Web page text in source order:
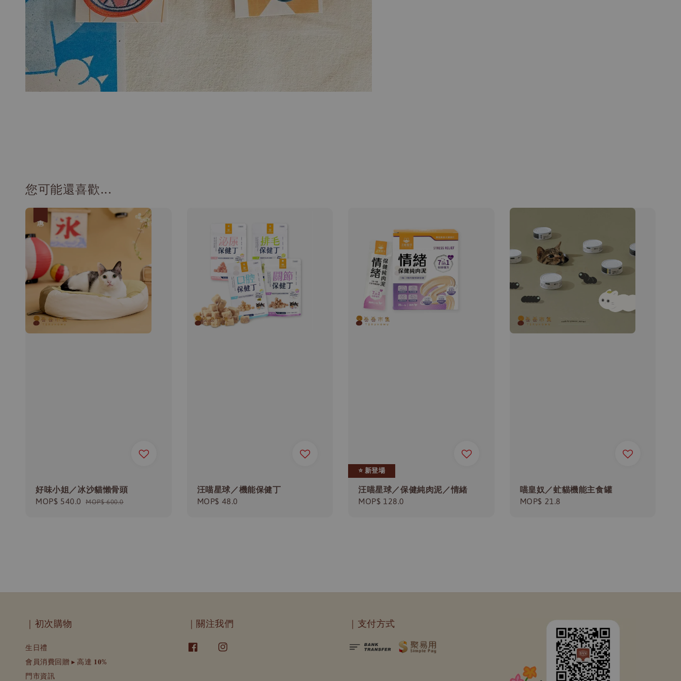
您可能還喜歡...
好味小姐／冰沙貓懶骨頭
Sale
MOP$ 540.0 Regular
MOP$ 600.0
汪喵星球／機能保健丁
Regular
MOP$ 48.0
⭐️ 新登場
汪喵星球／保健純肉泥／情緒
Regular
MOP$ 128.0
喵皇奴／虻貓機能主食罐
Regular
MOP$ 21.8
｜初次購物
生日禮
會員消費回贈 ▸ 高達 𝟏𝟎%
門市資訊
｜關注我們 ｜支付方式